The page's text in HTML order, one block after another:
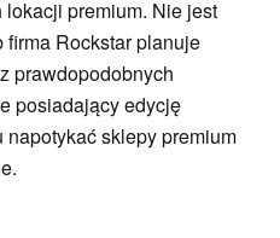
premium. Nie jest
Rockstar planuje
prawdopodobnych
posiadający edycję
sklepy premium